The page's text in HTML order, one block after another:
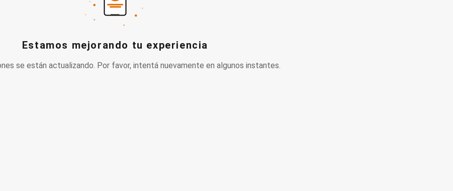
Estamos mejorando tu experiencia
se están actualizando. Por favor, intentá nuevamente en algunos instantes.